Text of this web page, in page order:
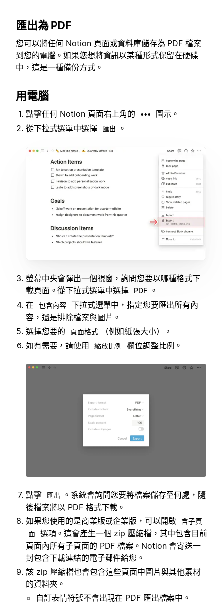
匯出為 PDF
您可以將任何 Notion 頁面或資料庫儲存為 PDF 檔案
到您的電腦。如果您想將資訊以某種形式保留在硬碟
中，這是一種備份方式。
用電腦
點擊任何 Notion 頁面右上角的 •••
圖示。
從下拉式選單中選擇
匯出 。
螢幕中央會彈出一個視窗，詢問您要以哪種格式下
載頁面。從下拉式選單中選擇
PDF 。
在
包含內容 下拉式選單中，指定您要匯出所有內
容，還是排除檔案與圖片。
選擇您要的
頁面格式
（例如紙張大小）。
如有需要，請使用
縮放比例 欄位調整比例。
點擊 匯出
。系統會詢問您要將檔案儲存至何處，隨
後檔案將以 PDF 格式下載。
如果您使用的是商業版或企業版，可以開啟 含子頁
面 選項。這會產生一個 zip 壓縮檔，其中包含目前
頁面內所有子頁面的 PDF 檔案。Notion 會寄送一
封包含下載連結的電子郵件給您。
該 zip 壓縮檔也會包含這些頁面中圖片與其他素材
的資料夾。
自訂表情符號不會出現在 PDF 匯出檔案中。